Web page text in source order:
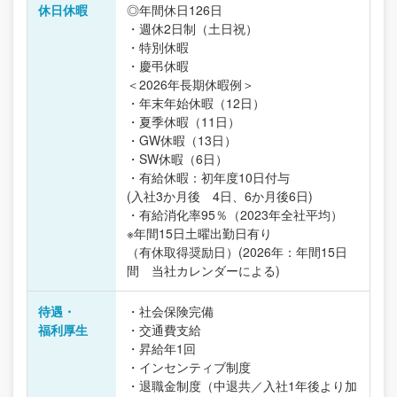
休日休暇
◎年間休日126日
・週休2日制（土日祝）
・特別休暇
・慶弔休暇
＜2026年長期休暇例＞
・年末年始休暇（12日）
・夏季休暇（11日）
・GW休暇（13日）
・SW休暇（6日）
・有給休暇：初年度10日付与
(入社3か月後 4日、6か月後6日)
・有給消化率95％（2023年全社平均）
※年間15日土曜出勤日有り
（有休取得奨励日）(2026年：年間15日
間 当社カレンダーによる)
待遇・
福利厚生
・社会保険完備
・交通費支給
・昇給年1回
・インセンティブ制度
・退職金制度（中退共／入社1年後より加